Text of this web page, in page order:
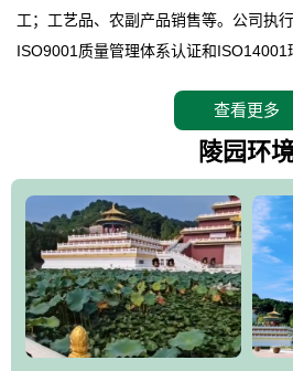
工；工艺品、农副产品销售等。公司执
ISO9001质量管理体系认证和
拥有4A级旅游区头衔的花园式陵园，园
万佛园位于遵化市境内，座落在世界文
形绝佳，地理位置优越，交通便利。公
园、打造佛教精品旅游圣地”为目标，
的墓地安葬、祭祀吊亡并结合旅游参观
郁绚丽、优雅宜人的园林景观构成其外
园手法相结合的默契操作，建成一处特
美、民族风格突出，与周边文物古迹交
式园林。
查看更多
陵园环